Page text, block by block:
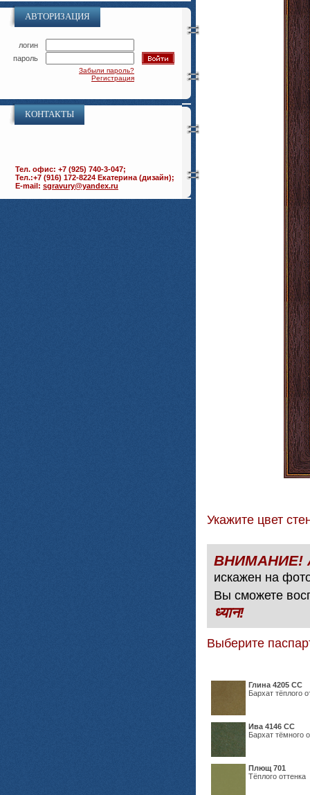
АВТОРИЗАЦИЯ
логин
пароль
Забыли пароль?
Регистрация
КОНТАКТЫ
Тел. офис: +7 (925) 740-3-047;
Тел.:+7 (916) 172-8224 Екатерина (дизайн);
E-mail: sgravury@yandex.ru
Укажите цвет
искажен на
Вы сможете
ध्यान!
Выберите
Глина 4205 СС
Бархат тёплого
Ива 4146 СС
Бархат тёмного
Плющ 701
Тёплого оттенка